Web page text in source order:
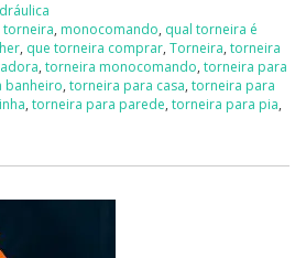
, monocomando, qual torneira é
, que torneira comprar, Torneira, torneira
, torneira monocomando, torneira para
banheiro, torneira para casa, torneira para
, torneira para parede, torneira para pia,